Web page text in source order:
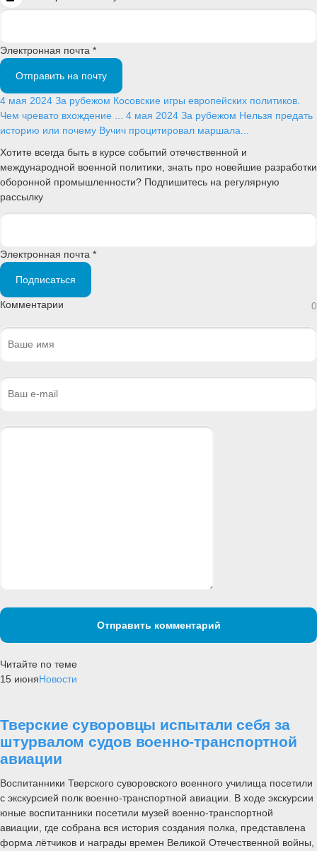
Электронная почта *
Отправить на почту
4 мая 2024 За рубежом Косовские игры европейских политиков.
Чем чревато вхождение ... 4 мая 2024 За рубежом Нельзя предать
историю или почему Вучич процитировал маршала...
Хотите всегда быть в курсе событий отечественной и
международной военной политики, знать про новейшие разработки
оборонной промышленности? Подпишитесь на регулярную
рассылку
Электронная почта *
Подписаться
Комментарии 0
Отправить комментарий
Читайте по теме
15 июняНовости
Тверские суворовцы испытали себя за
штурвалом судов военно-транспортной
авиации
Воспитанники Тверского суворовского военного училища посетили
с экскурсией полк военно-транспортной авиации. В ходе экскурсии
юные воспитанники посетили музей военно-транспортной
авиации, где собрана вся история создания полка, представлена
форма лётчиков и награды времен Великой Отечественной войны,